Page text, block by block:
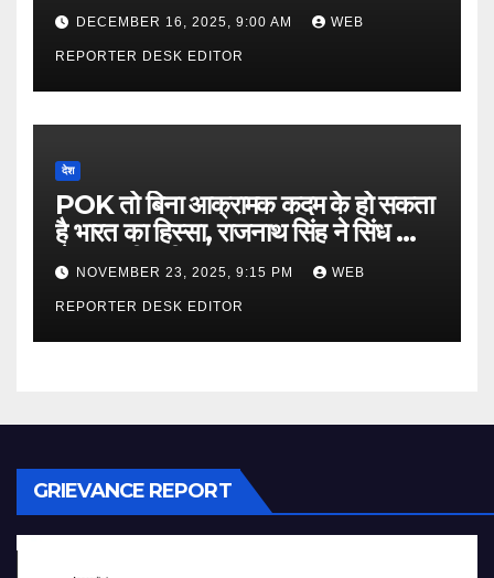
DECEMBER 16, 2025, 9:00 AM WEB
REPORTER DESK EDITOR
देश
POK तो बिना आक्रामक कदम के हो सकता
है भारत का हिस्सा, राजनाथ सिंह ने सिंध को
लेकर कही बड़ी बात…
NOVEMBER 23, 2025, 9:15 PM WEB
REPORTER DESK EDITOR
GRIEVANCE REPORT